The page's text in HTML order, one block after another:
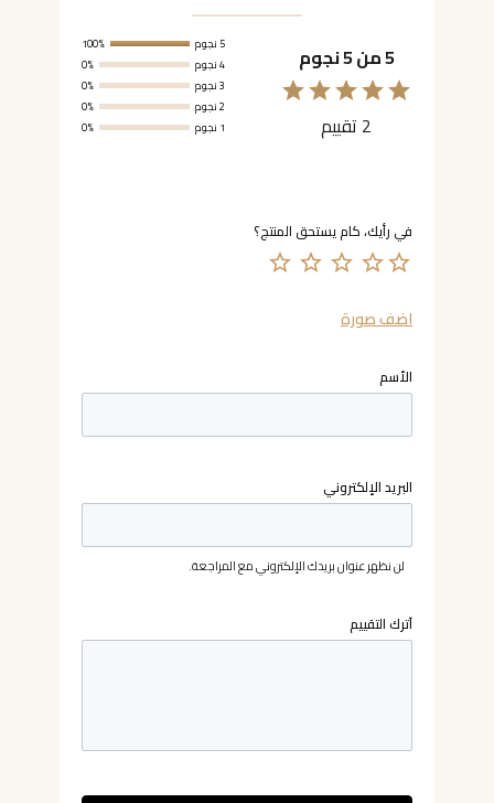
5 من 5 نجوم
2 تقييم
5 نجوم
100%
4 نجوم
0%
3 نجوم
0%
2 نجوم
0%
1 نجوم
0%
الأسم
البريد الإلكتروني
لن نظهر عنوان بريدك الإلكتروني مع المراجعة.
اضف صورة